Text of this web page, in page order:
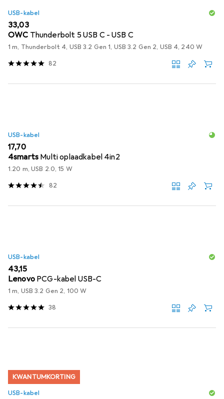
USB-kabel
EUR
33,03
OWC Thunderbolt 5 USB C - USB C
1 m, Thunderbolt 4, USB 3.2 Gen 1, USB 3.2 Gen 2, USB 4, 240 W
82
USB-kabel
EUR
17,70
4smarts Multi oplaadkabel 4in2
1.20 m, USB 2.0, 15 W
82
USB-kabel
EUR
43,15
Lenovo PCG-kabel USB-C
1 m, USB 3.2 Gen 2, 100 W
38
KWANTUMKORTING
USB-kabel